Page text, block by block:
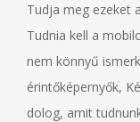
Tudja meg ezeket
Tudnia kell a
nem könnyű
érintőképernyők,
dolog, amit